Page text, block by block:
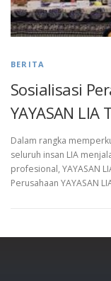
BERITA
Sosialisasi
YAYASAN
Dalam rangka
seluruh insan LIA
profesional, YAYASAN
Perusahaan YAYASAN